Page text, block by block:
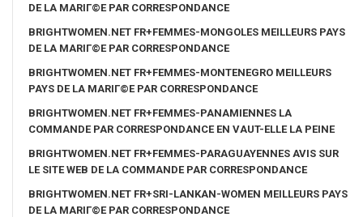
DE LA MARIГ©E PAR CORRESPONDANCE
BRIGHTWOMEN.NET FR+FEMMES-MONGOLES MEILLEURS PAYS
DE LA MARIГ©E PAR CORRESPONDANCE
BRIGHTWOMEN.NET FR+FEMMES-MONTENEGRO MEILLEURS
PAYS DE LA MARIГ©E PAR CORRESPONDANCE
BRIGHTWOMEN.NET FR+FEMMES-PANAMIENNES LA
COMMANDE PAR CORRESPONDANCE EN VAUT-ELLE LA PEINE
BRIGHTWOMEN.NET FR+FEMMES-PARAGUAYENNES AVIS SUR
LE SITE WEB DE LA COMMANDE PAR CORRESPONDANCE
BRIGHTWOMEN.NET FR+SRI-LANKAN-WOMEN MEILLEURS PAYS
DE LA MARIГ©E PAR CORRESPONDANCE